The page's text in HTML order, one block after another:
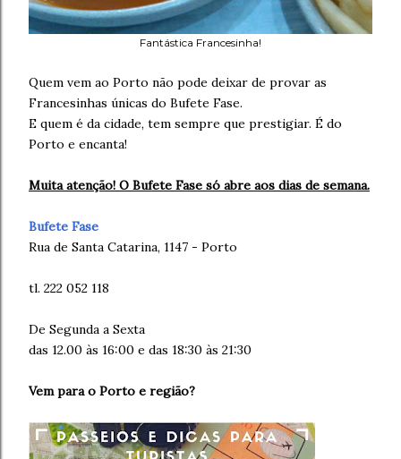
Fantástica Francesinha!
Quem vem ao Porto não pode deixar de provar as
Francesinhas únicas do Bufete Fase.
E quem é da cidade, tem sempre que prestigiar. É do
Porto e encanta!
Muita atenção! O Bufete Fase só abre aos dias de semana.
Bufete Fase
Rua de Santa Catarina, 1147 - Porto
tl. 222 052 118
De Segunda a Sexta
das 12.00 às 16:00 e das 18:30 às 21:30
Vem para o Porto e região?